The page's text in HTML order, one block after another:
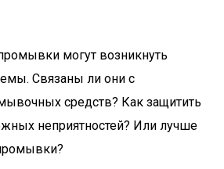
могут возникнуть
Связаны ли они с
средств? Как защитить
неприятностей? Или лучше